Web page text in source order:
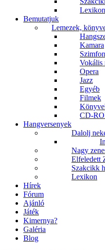
Lexikon
Bemutatjuk
Lemezek,
Kamara
Vokális
Opera
Jazz
Egyéb
Filmek
CD-
Hangversenyek
Dalolj
Nagy
Elfeledett
Szakcikk
Lexikon
Hírek
Fórum
Ajánló
Játék
Kimernya?
Galéria
Blog